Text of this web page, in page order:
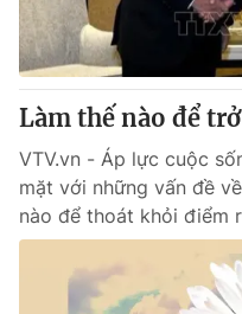
Làm thế nào để
VTV.vn - Áp lực cuộc
mặt với những vấn đề
nào để thoát khỏi điểm